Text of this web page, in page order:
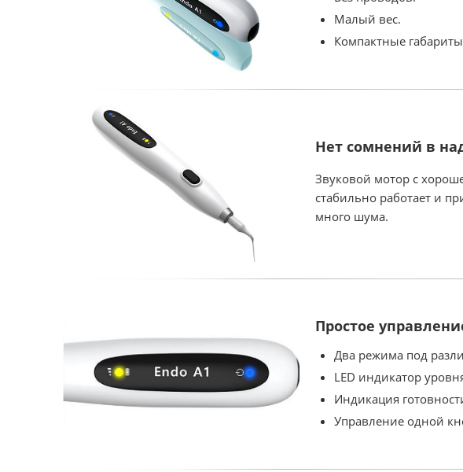
Малый вес.
Компактные
Нет сомнений в
Звуковой мотор с
стабильно работает и
много шума.
Простое
Два режима под
LED индикатор
Индикация
Управление одной